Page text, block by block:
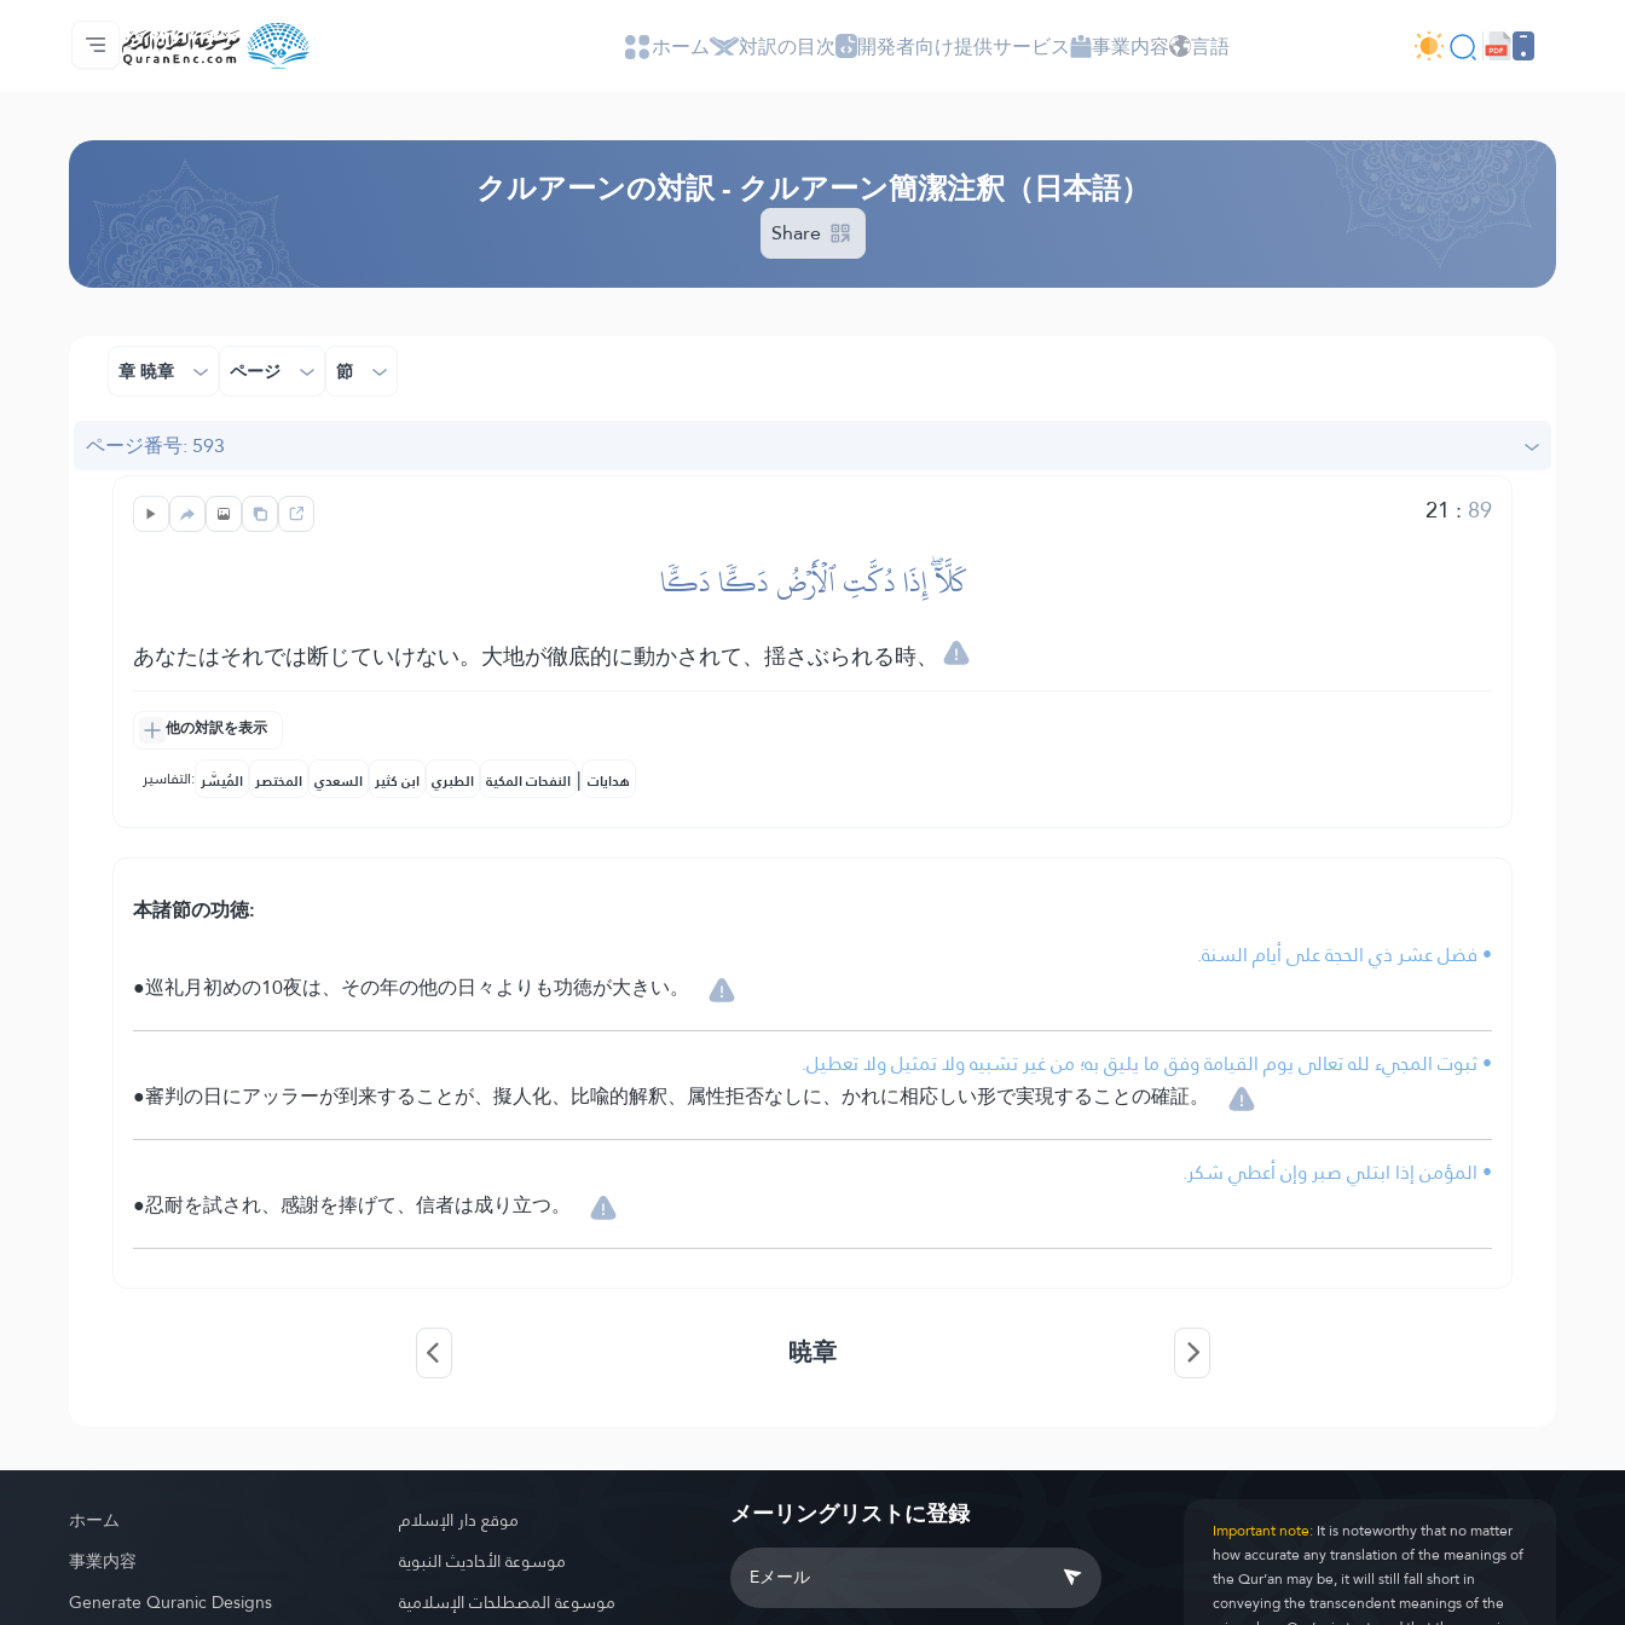
ホーム
対訳の目次
Audio
開発者向け提供サービス - API
事業内容
お問い合わせ
言語 ホーム 対訳の目次 開発者向け提供サービス 事業内容 言語
クルアーンの対訳 - クルアーン簡潔注釈（日本語）
Share
章 暁章 ページ 節
ページ番号: 593
21 : 89
كَلَّآۖ إِذَا دُكَّتِ ٱلۡأَرۡضُ دَكّٗا دَكّٗا
あなたはそれでは断じていけない。大地が徹底的に動かされて、揺さぶられる時、
他の対訳を表示
التفاسير: المُيسَّر المختصر السعدي ابن كثير الطبري النفحات المكية | هدايات
本諸節の功徳:
• فضل عشر ذي الحجة على أيام السنة.
●巡礼月初めの10夜は、その年の他の日々よりも功徳が大きい。
• ثبوت المجيء لله تعالى يوم القيامة وفق ما يليق به؛ من غير تشبيه ولا تمثيل ولا تعطيل.
●審判の日にアッラーが到来することが、擬人化、比喩的解釈、属性拒否なしに、かれに相応しい形で実現することの確証。
• المؤمن إذا ابتلي صبر وإن أعطي شكر.
●忍耐を試され、感謝を捧げて、信者は成り立つ。
暁章
ホーム
事業内容
Generate Quranic Designs
موقع دار الإسلام
موسوعة الأحاديث النبوية
موسوعة المصطلحات الإسلامية
メーリングリストに登録 Important note:It is noteworthy that no matter
how accurate any translation of the meanings of
the Qur’an may be, it will still fall short in
conveying the transcendent meanings of the